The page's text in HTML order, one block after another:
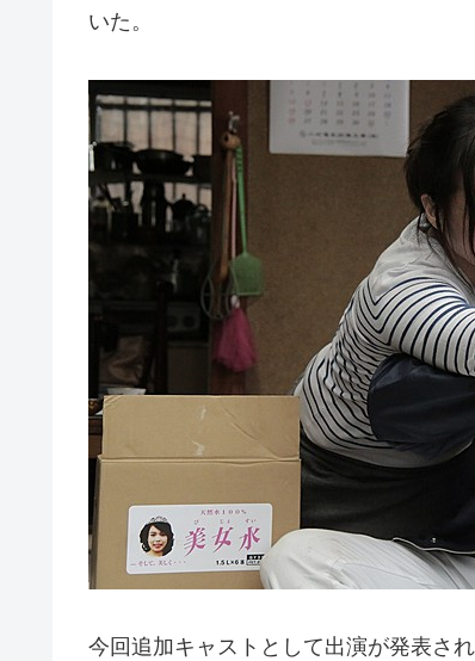
いた。
今回追加キャストとして出演が発表さ